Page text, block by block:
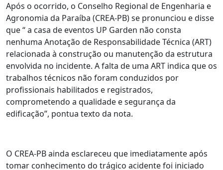
Após o ocorrido, o Conselho Regional de Engenharia e
Agronomia da Paraíba (CREA-PB) se pronunciou e disse
que “ a casa de eventos UP Garden não consta
nenhuma Anotação de Responsabilidade Técnica (ART)
relacionada à construção ou manutenção da estrutura
envolvida no incidente. A falta de uma ART indica que os
trabalhos técnicos não foram conduzidos por
profissionais habilitados e registrados,
comprometendo a qualidade e segurança da
edificação”, pontua texto da nota.
O CREA-PB ainda esclareceu que imediatamente após
tomar conhecimento do trágico acidente foi iniciado